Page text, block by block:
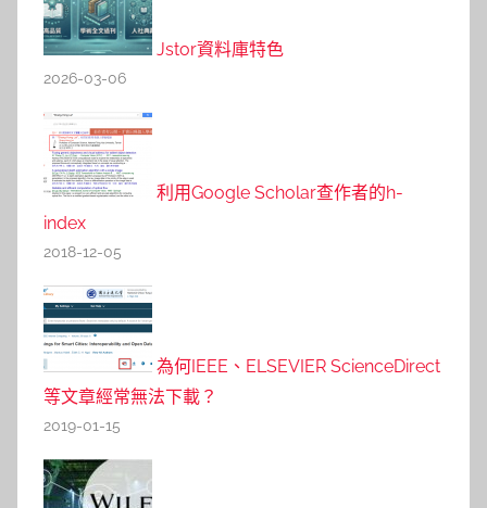
Jstor資料庫特色
2026-03-06
利用Google Scholar查作者的h-
index
2018-12-05
為何IEEE、ELSEVIER ScienceDirect
等文章經常無法下載？
2019-01-15